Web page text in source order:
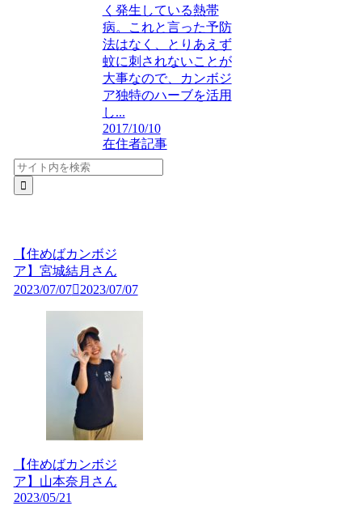
く発生している熱帯
病。これと言った予防
法はなく、とりあえず
蚊に刺されないことが
大事なので、カンボジ
ア独特のハーブを活用
し...
2017/10/10
在住者記事
【住めばカンボジ
ア】宮城結月さん
2023/07/07
2023/07/07
【住めばカンボジ
ア】山本奈月さん
2023/05/21